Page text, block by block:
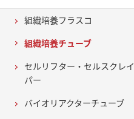
組織培養フラスコ
組織培養チューブ
セルリフター・セルスクレイ
パー
バイオリアクターチューブ